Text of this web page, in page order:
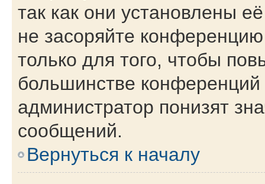
так как они установлены
не засоряйте
только для того, чтобы
большинстве
администратор понизят
сообщений.
Вернуться к началу